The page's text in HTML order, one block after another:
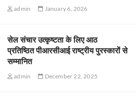
admin January 6, 2026
सेल संचार उत्कृष्टता के लिए आठ
प्रतिष्ठित पीआरसीआई राष्ट्रीय पुरस्कारों से
सम्मानित
admin December 22, 2025